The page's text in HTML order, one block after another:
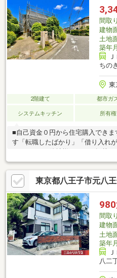
130m)■ ご希望の住まい探しを
物件の詳細・ご相談はお気軽にお
間取り
建物
土地
築年月
ちの
東
2階建て 都市ガ
システムキッチン 所有権
■自己資金０円から住宅購入でき
す「転職したばかり」「借り入れ
紹介可能です！■見学、お問合せ
日、営業時間外でもご対応可能で
して頂けますよう常に新しい事を
な知識でお客様の悩み事をしっか
探しは東亜住宅にお任せください
1665【通話料無料】までお気軽に
ンの方は右下の青いバナーよりお問
東京都八王子市元八
980
間取り
建物
土地
築年月
八二